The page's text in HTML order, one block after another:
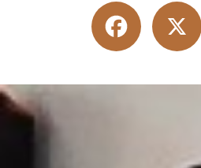
Facebook